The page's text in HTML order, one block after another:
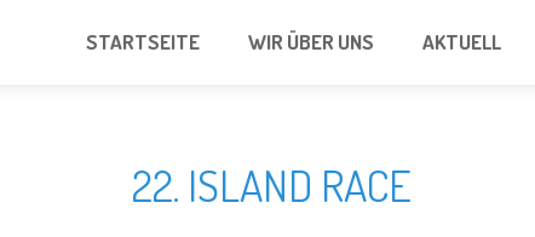
STARTSEITE WIR ÜBER UNS AKTUELL
22. ISLAND RACE